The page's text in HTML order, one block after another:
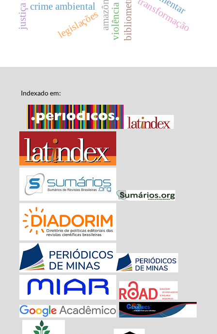
crime ambiental bibliometria
legislações transformação
Indexado em: